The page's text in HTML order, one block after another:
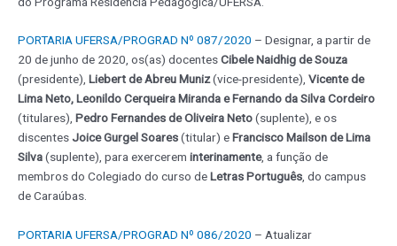
PORTARIA UFERSA/PROGRAD Nº 087/2020 – Designar, a partir de
20 de junho de 2020, os(as) docentesCibele Naidhig de Souza
(presidente), Liebert de Abreu Muniz(vice-presidente), Vicente de
Lima Neto, Leonildo Cerqueira Miranda e Fernando da Silva Cordeiro
(titulares), Pedro Fernandes de Oliveira Neto(suplente), e os
discentesJoice Gurgel Soares(titular) eFrancisco Mailson de Lima
Silva(suplente), para exercerem interinamente, a função de
membros do Colegiado do curso deLetras Português, do campus
de Caraúbas.
PORTARIA UFERSA/PROGRAD Nº 086/2020 – Atualizar